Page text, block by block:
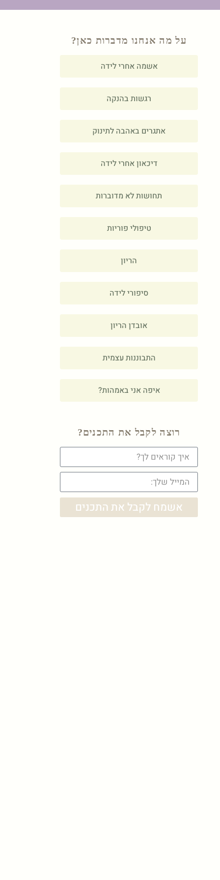
על מה אנחנו מדברות כאן?
אשמה אחרי לידה
רגשות בהנקה
אתגרים באהבה לתינוק
דיכאון אחרי לידה
תחושות לא מדוברות
טיפולי פוריות
הריון
סיפורי לידה
אובדן הריון
התבוננות עצמית
איפה אני באמהות?
רוצה לקבל את התכנים?
אשמח לקבל את התכנים